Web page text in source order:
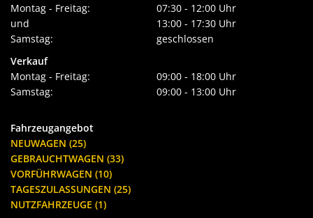
Montag - Freitag:
07:30 - 12:00 Uhr
und
13:00 - 17:30 Uhr
Samstag:
geschlossen
Verkauf
Montag - Freitag:
09:00 - 18:00 Uhr
Samstag:
09:00 - 13:00 Uhr
Fahrzeugangebot
NEUWAGEN (25)
GEBRAUCHTWAGEN (33)
VORFÜHRWAGEN (10)
TAGESZULASSUNGEN (25)
NUTZFAHRZEUGE (1)